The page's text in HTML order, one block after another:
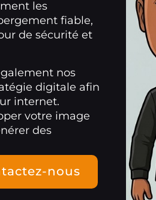
les
fiable,
de sécurité et
nos
digitale afin
internet.
votre image
des
nous